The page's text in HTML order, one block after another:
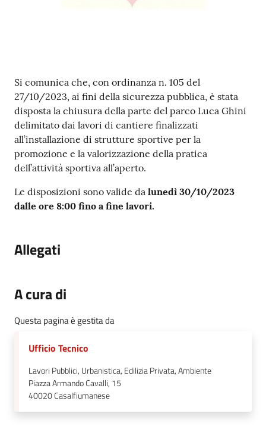
Contenuto
Si comunica che, con ordinanza n. 105 del
27/10/2023, ai fini della sicurezza pubblica, è stata
disposta la chiusura della parte del parco Luca Ghini
delimitato dai lavori di cantiere finalizzati
all’installazione di strutture sportive per la
promozione e la valorizzazione della pratica
dell’attività sportiva all’aperto.
Le disposizioni sono valide da lunedì 30/10/2023
dalle ore 8:00 fino a fine lavori.
Allegati
A cura di
Questa pagina è gestita da
Ufficio Tecnico
Lavori Pubblici, Urbanistica, Edilizia Privata, Ambiente
Piazza Armando Cavalli, 15
40020Casalfiumanese